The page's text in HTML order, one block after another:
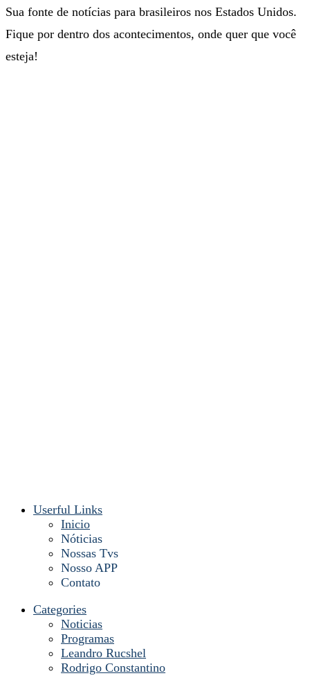
Sua fonte de notícias para brasileiros nos Estados Unidos.
Fique por dentro dos acontecimentos, onde quer que você
esteja!
Userful Links
Inicio
Nóticias
Nossas Tvs
Nosso APP
Contato
Categories
Noticias
Programas
Leandro Rucshel
Rodrigo Constantino